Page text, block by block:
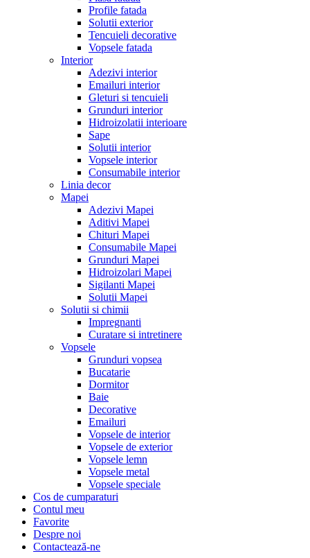
Profile fatada
Solutii exterior
Tencuieli decorative
Vopsele fatada
Interior
Adezivi interior
Emailuri interior
Gleturi si tencuieli
Grunduri interior
Hidroizolatii interioare
Sape
Solutii interior
Vopsele interior
Consumabile interior
Linia decor
Mapei
Adezivi Mapei
Aditivi Mapei
Chituri Mapei
Consumabile Mapei
Grunduri Mapei
Hidroizolari Mapei
Sigilanti Mapei
Solutii Mapei
Solutii si chimii
Impregnanti
Curatare si intretinere
Vopsele
Grunduri vopsea
Bucatarie
Dormitor
Baie
Decorative
Emailuri
Vopsele de interior
Vopsele de exterior
Vopsele lemn
Vopsele metal
Vopsele speciale
Cos de cumparaturi
Contul meu
Favorite
Despre noi
Contactează-ne